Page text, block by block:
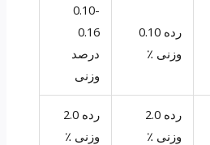
رده 0.10
وزنی ٪
0.10-
0.16
درصد
وزنی
رده 2.0
وزنی ٪
رده 2.0
وزنی ٪